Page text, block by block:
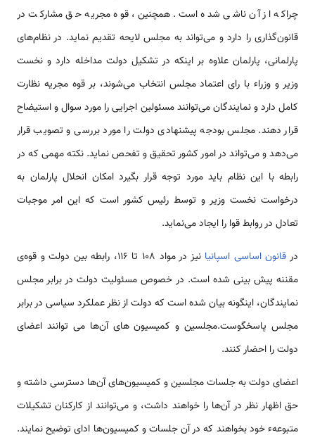
چراکه از آن ناشی شده است. همچنین، قوه مجریه حق مشارکت در
قانون‌گذاری را دارد و می‌تواند به مجلس لایحه تقدیم نماید. در نظام‌های
پارلمانی، پارلمان علاوه بر اینکه در تشکیل دولت مداخله دارد و نخست
وزیر و وزراء با رای اعتماد مجلس انتخاب می‌شوند، بر قوه مجریه نظارت
کامل دارد و نمایندگان می‌توانند مسئولین اجرایی را مورد سوال و استیضاح
قرار دهند. مجلس بودجه پیشنهادی دولت را مورد بررسی و تصویب قرار
می‌دهد و می‌تواند در امور کشور تحقیق و تفحص نماید. نکته مهمی که در
رابطه با این نظام باید مورد توجه قرار بگیرد امکان انحلال پارلمان به
درخواست نخست وزیر و توسط رئیس کشور است که این امر موجبات
تعادل در روابط قوا را ایجاد می‌نماید.
در قانون اساسی اسپانیا
نیز در مواد 108 تا 116، رابطه بین دولت و قوه­‌ی
مقننه پیش بینی شده است. در خصوص مسئولیت دولت در برابر مجلس
نمایندگان، اینگونه بیان شده است که دولت از نظر عملکرد سیاسی در برابر
مجلس پاسخگوست.مجلسین و کمیسیون های آن‌ها می توانند اعضای
دولت را احضار کنند.
اعضای دولت به جلسات مجلسین و کمیسیون‌های آن‌ها دسترسی داشته و
حق اظهار نظر در آن‌ها را خواهند داشت، و می‌توانند از کارکنان تشکیلات
متبوعهء خود بخواهند که در آن جلسات و کمیسیون‌ها ادای توضیح نمایند.